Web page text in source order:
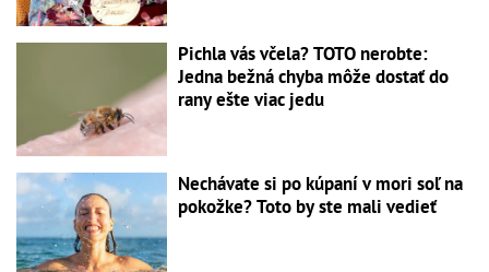
Pichla vás včela? TOTO nerobte:
Jedna bežná chyba môže dostať do
rany ešte viac jedu
Nechávate si po kúpaní v mori soľ na
pokožke? Toto by ste mali vedieť